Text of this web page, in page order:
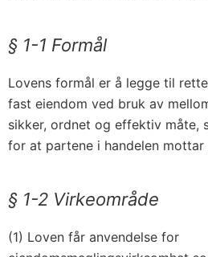
§ 1-1 Formål
Lovens formål er å legge til
fast eiendom ved bruk av
sikker, ordnet og effektiv måte,
for at partene i handelen mottar
§ 1-2 Virkeområde
(1) Loven får anvendelse for